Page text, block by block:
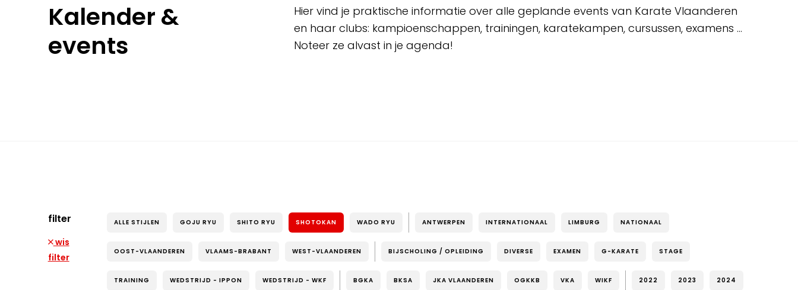
Kalender &
events
Hier vind je praktische informatie over alle geplande events van Karate Vlaanderen
en haar clubs: kampioenschappen, trainingen, karatekampen, cursussen, examens …
Noteer ze alvast in je agenda!
filter
wis
filter
ALLE STIJLEN GOJU RYU SHITO RYU SHOTOKAN WADO RYU ANTWERPEN INTERNATIONAAL LIMBURG NATIONAAL
OOST-VLAANDEREN VLAAMS-BRABANT WEST-VLAANDEREN BIJSCHOLING / OPLEIDING DIVERSE EXAMEN G-KARATE STAGE
TRAINING WEDSTRIJD - IPPON WEDSTRIJD - WKF BGKA BKSA JKA VLAANDEREN OGKKB VKA WIKF 2022 2023 2024